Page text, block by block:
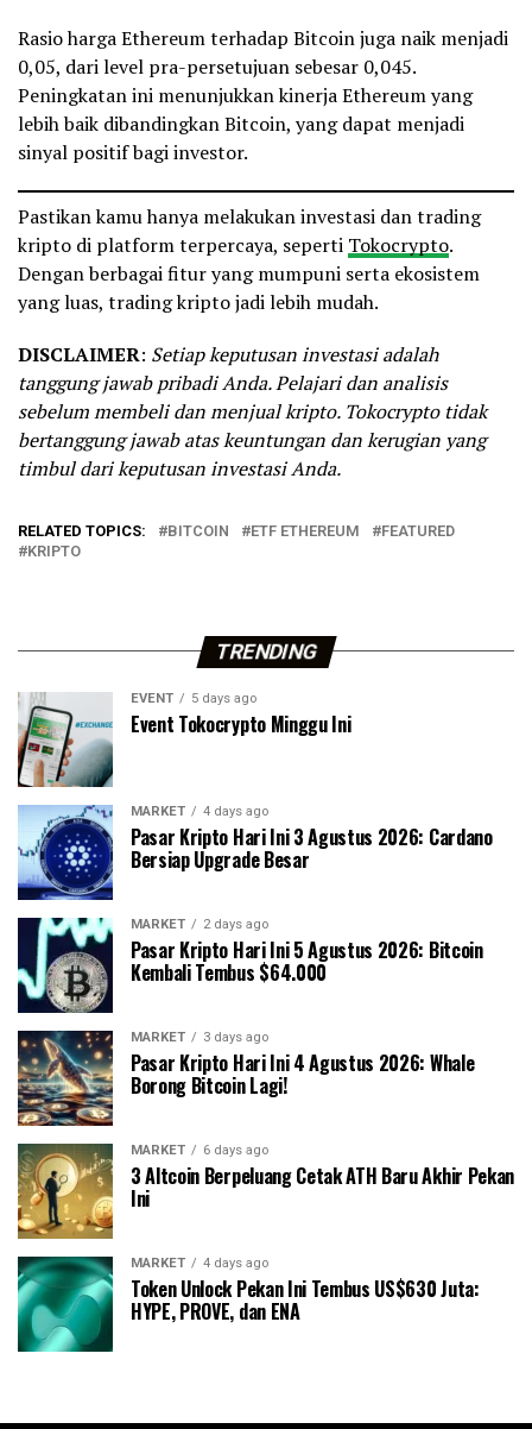
Rasio harga Ethereum terhadap Bitcoin juga naik menjadi
0,05, dari level pra-persetujuan sebesar 0,045.
Peningkatan ini menunjukkan kinerja Ethereum yang
lebih baik dibandingkan Bitcoin, yang dapat menjadi
sinyal positif bagi investor.
Pastikan kamu hanya melakukan investasi dan trading
kripto di platform terpercaya, seperti Tokocrypto.
Dengan berbagai fitur yang mumpuni serta ekosistem
yang luas, trading kripto jadi lebih mudah.
DISCLAIMER: Setiap keputusan investasi adalah
tanggung jawab pribadi Anda. Pelajari dan analisis
sebelum membeli dan menjual kripto. Tokocrypto tidak
bertanggung jawab atas keuntungan dan kerugian yang
timbul dari keputusan investasi Anda.
RELATED TOPICS: BITCOIN ETF ETHEREUM
FEATURED
KRIPTO
TRENDING
EVENT 5 days ago
Event Tokocrypto Minggu Ini
MARKET 4 days ago
Pasar Kripto Hari Ini 3 Agustus 2026: Cardano
Bersiap Upgrade Besar
MARKET 2 days ago
Pasar Kripto Hari Ini 5 Agustus 2026: Bitcoin
Kembali Tembus $64.000
MARKET 3 days ago
Pasar Kripto Hari Ini 4 Agustus 2026: Whale
Borong Bitcoin Lagi!
MARKET 6 days ago
3 Altcoin Berpeluang Cetak ATH Baru Akhir Pekan
Ini
MARKET 4 days ago
Token Unlock Pekan Ini Tembus US$630 Juta:
HYPE, PROVE, dan ENA